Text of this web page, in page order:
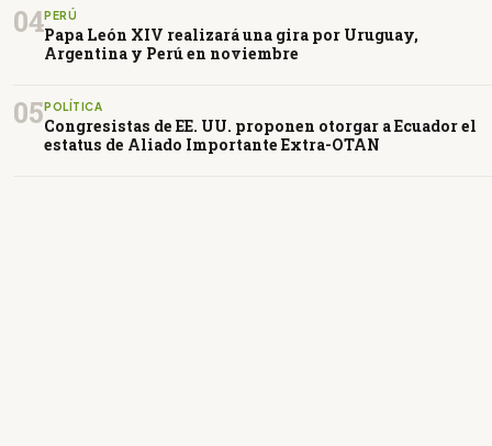
04PERÚ
Papa León XIV realizará una gira por Uruguay,
Argentina y Perú en noviembre
05POLÍTICA
Congresistas de EE. UU. proponen otorgar a Ecuador el
estatus de Aliado Importante Extra-OTAN